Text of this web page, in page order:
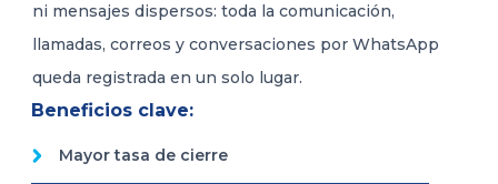
ni mensajes dispersos: toda la comunicación,
llamadas, correos y conversaciones por WhatsApp
queda registrada en un solo lugar.
Beneficios clave:
Mayor tasa de cierre